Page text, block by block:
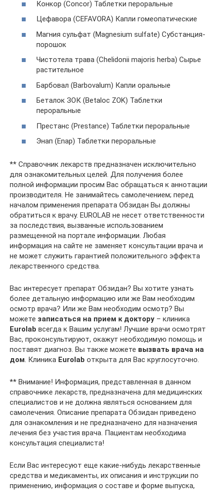
Конкор (Concor) Таблетки пероральные
Цефавора (CEFAVORA) Капли гомеопатические
Магния сульфат (Magnesium sulfate) Субстанция-
порошок
Чистотела трава (Chelidonii majoris herba) Сырье
растительное
Барбовал (Barbovalum) Капли оральные
Беталок ЗОК (Betaloc ZOK) Таблетки
пероральные
Престанс (Prestance) Таблетки пероральные
Энап (Enap) Таблетки пероральные
** Справочник лекарств предназначен исключительно
для ознакомительных целей. Для получения более
полной информации просим Вас обращаться к аннотации
производителя. Не занимайтесь самолечением; перед
началом применения препарата Обзидан Вы должны
обратиться к врачу. EUROLAB не несет ответственности
за последствия, вызванные использованием
размещенной на портале информации. Любая
информация на сайте не заменяет консультации врача и
не может служить гарантией положительного эффекта
лекарственного средства.
Вас интересует препарат Обзидан? Вы хотите узнать
более детальную информацию или же Вам необходим
осмотр врача? Или же Вам необходим осмотр? Вы
можете записаться на прием к доктору – клиника
Eurolab всегда к Вашим услугам! Лучшие врачи осмотрят
Вас, проконсультируют, окажут необходимую помощь и
поставят диагноз. Вы также можете вызвать врача на
дом. Клиника Eurolab открыта для Вас круглосуточно.
** Внимание! Информация, представленная в данном
справочнике лекарств, предназначена для медицинских
специалистов и не должна являться основанием для
самолечения. Описание препарата Обзидан приведено
для ознакомления и не предназначено для назначения
лечения без участия врача. Пациентам необходима
консультация специалиста!
Если Вас интересуют еще какие-нибудь лекарственные
средства и медикаменты, их описания и инструкции по
применению, информация о составе и форме выпуска,